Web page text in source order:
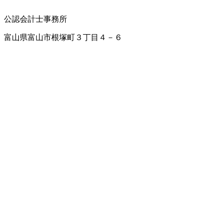
公認会計士事務所
富山県富山市根塚町３丁目４－６